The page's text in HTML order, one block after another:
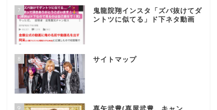
7
鬼龍院翔インスタ「ズバ抜けてダ
ントツに似てる」ド下ネタ動画
8 サイトマップ
9